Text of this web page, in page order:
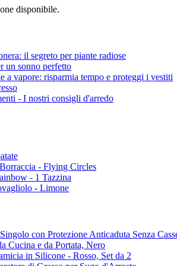
disponibile.
il segreto per piante radiose
un sonno perfetto
a vapore: risparmia tempo e proteggi i vestiti
- I nostri consigli d'arredo
- Flying Circles
- 1 Tazzina
- Limone
con Protezione Anticaduta Senza
Cucina e da Portata, Nero
in Silicone - Rosso, Set da 2